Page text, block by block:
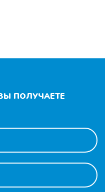
ПОЛУЧАЕТЕ